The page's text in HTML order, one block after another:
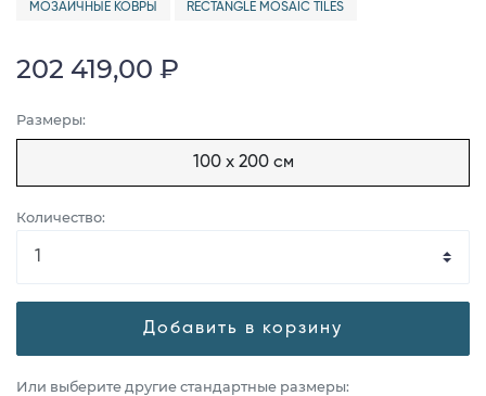
МОЗАИЧНЫЕ КОВРЫ RECTANGLE MOSAIC TILES
202 419,00 ₽
Размеры:
100 x 200 см
Количество:
Добавить в корзину
Или выберите другие стандартные размеры: